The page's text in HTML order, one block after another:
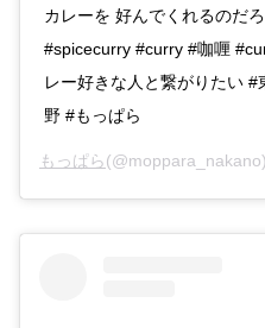
カレーを 好んでくれるのだ
#spicecurry #curry #咖喱
レー好きな人と繋がりたい
野 #もっぱら
もっぱら